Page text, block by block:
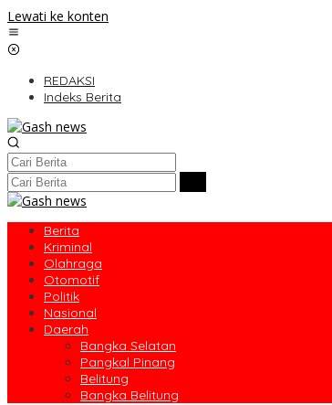
Lewati ke konten
REDAKSI
Indeks Berita
Berita
Kriminal
Olahraga
Otomotif
Politik
Nasional
Daerah
Bangka Selatan
Pangkal Pinang
Belitung
Bangka Belitung